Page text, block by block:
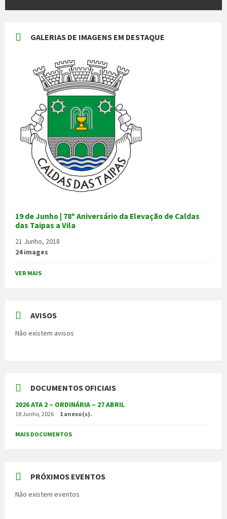
GALERIAS DE IMAGENS EM DESTAQUE
19 de Junho | 78º Aniversário da Elevação de Caldas
das Taipas a Vila
21 Junho, 2018
24 images
VER MAIS
AVISOS
Não existem avisos
DOCUMENTOS OFICIAIS
2026 ATA 2 – ORDINÁRIA – 27 ABRIL
18 Junho, 2026 1 anexo(s).
MAIS DOCUMENTOS
PRÓXIMOS EVENTOS
Não existem eventos